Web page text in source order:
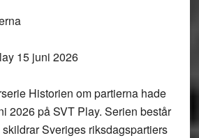
15 juni 2026
Historien om partierna hade
2026 på SVT Play. Serien består
Sveriges riksdagspartiers